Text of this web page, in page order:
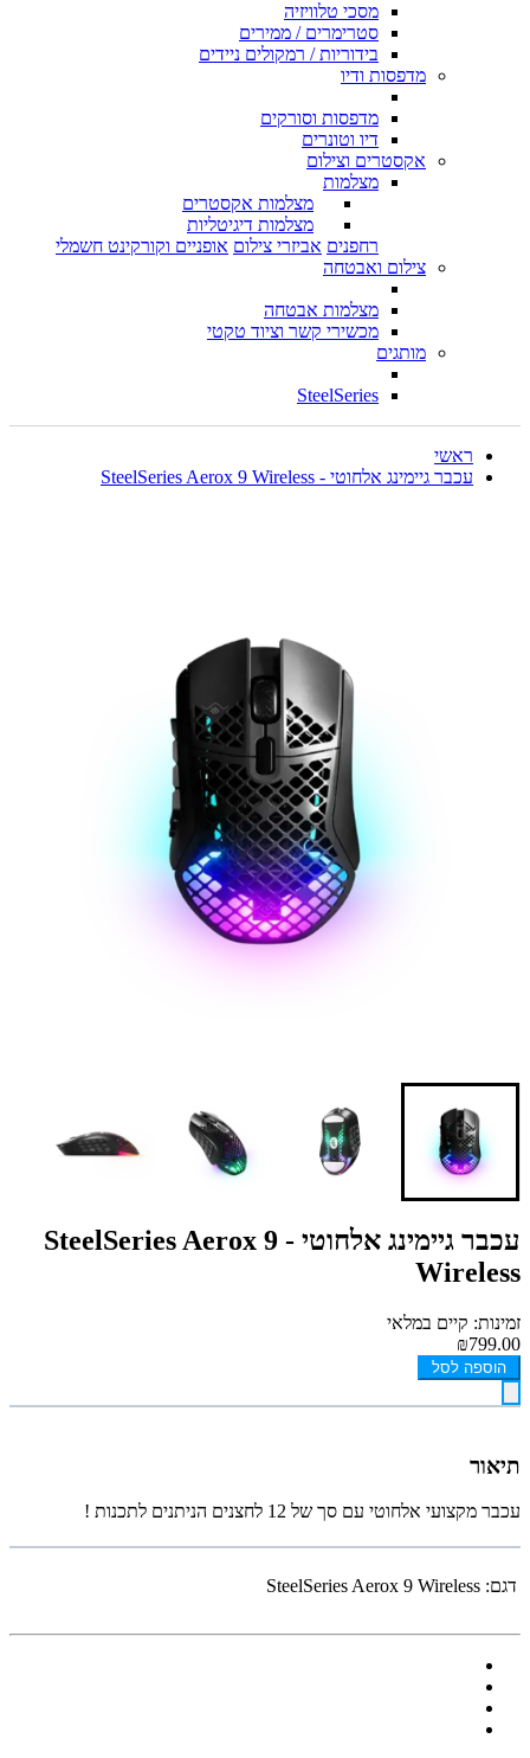
מסכי טלוויזיה
סטרימרים / ממירים
בידוריות / רמקולים ניידים
מדפסות ודיו
מדפסות וסורקים
דיו וטונרים
אקסטרים וצילום
מצלמות
מצלמות אקסטרים
מצלמות דיגיטליות
רחפנים אביזרי צילום אופניים וקורקינט חשמלי
צילום ואבטחה
מצלמות אבטחה
מכשירי קשר וציוד טקטי
מותגים
SteelSeries
ראשי
עכבר גיימינג אלחוטי - SteelSeries Aerox 9 Wireless
עכבר גיימינג אלחוטי - SteelSeries Aerox 9
Wireless
זמינות: קיים במלאי
₪799.00
הוספה לסל
תיאור
עכבר מקצועי אלחוטי עם סך של 12 לחצנים הניתנים לתכנות !
דגם: SteelSeries Aerox 9 Wireless